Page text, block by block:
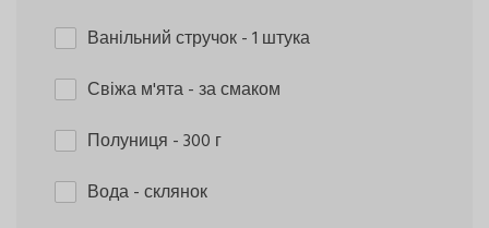
Ванільний стручок- 1 штука
Свіжа м'ята- за смаком
Полуниця - 300 г
Вода- склянок